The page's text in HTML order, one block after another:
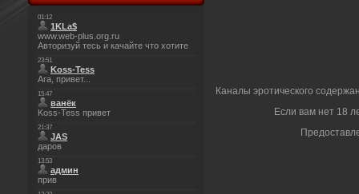
Каналы эротического
Если вам нет 18